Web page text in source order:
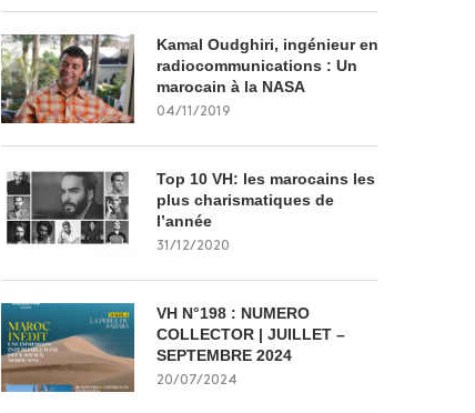
Kamal Oudghiri, ingénieur en
radiocommunications : Un
marocain à la NASA
04/11/2019
Top 10 VH: les marocains les
plus charismatiques de
l’année
31/12/2020
VH N°198 : NUMERO
COLLECTOR | JUILLET –
SEPTEMBRE 2024
20/07/2024